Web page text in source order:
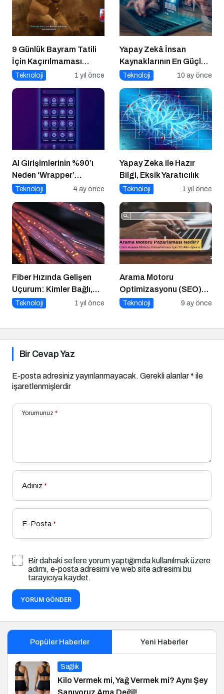
9 Günlük Bayram Tatili
İçin Kaçırılmaması
Gereken 8 Oyun
Teknoloji 1 yıl önce
Yapay Zekâ İnsan
Kaynaklarının En Güçlü
Stratejik Ortağına
Teknoloji 10 ay önce
AI Girişimlerinin %90’ı
Neden ‘Wrapper’
Kalıyor?
Teknoloji 4 ay önce
Yapay Zeka ile Hazır
Bilgi, Eksik Yaratıcılık
Teknoloji 1 yıl önce
Fiber Hızında Gelişen
Uçurum: Kimler Bağlı,
Kimler Dışarıda
Teknoloji 1 yıl önce
Arama Motoru
Optimizasyonu (SEO)
Nedir? Etkili SEO İçin 10
Teknoloji 9 ay önce
Bir Cevap Yaz
E-posta adresiniz yayınlanmayacak. Gerekli alanlar* ile
işaretlenmişlerdir
Yorumunuz *
Adınız *
E-Posta*
Bir dahaki sefere yorum yaptığımda kullanılmak üzere
adımı, e-posta adresimi ve web site adresimi bu
tarayıcıya kaydet.
YORUM GÖNDER
Popüler Haberler Yeni Haberler
Sağlık
Kilo Vermek mi, Yağ Vermek mi? Aynı Şey
Sanıyoruz Ama Değil!